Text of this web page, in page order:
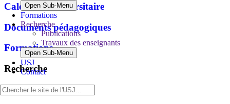
Open Sub-Menu
Formations
Recherche
Publications
Travaux des enseignants
Open Sub-Menu
USJ
Contact
Calendrier universitaire
Documents pédagogiques
Formations
Recherche
Publications